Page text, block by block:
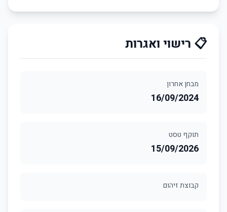
📋 רישוי ואגרות
מבחן אחרון
16/09/2024
תוקף טסט
15/09/2026
קבוצת זיהום